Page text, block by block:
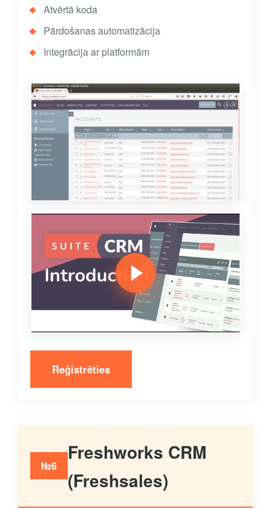
Atvērtā koda
Pārdošanas automatizācija
Integrācija ar platformām
Reģistrēties
№6
Freshworks CRM
(Freshsales)